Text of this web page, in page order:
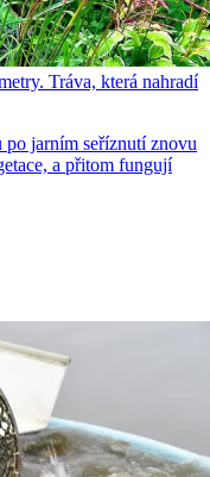
Tráva, která nahradí
jarním seříznutí znovu
a přitom fungují